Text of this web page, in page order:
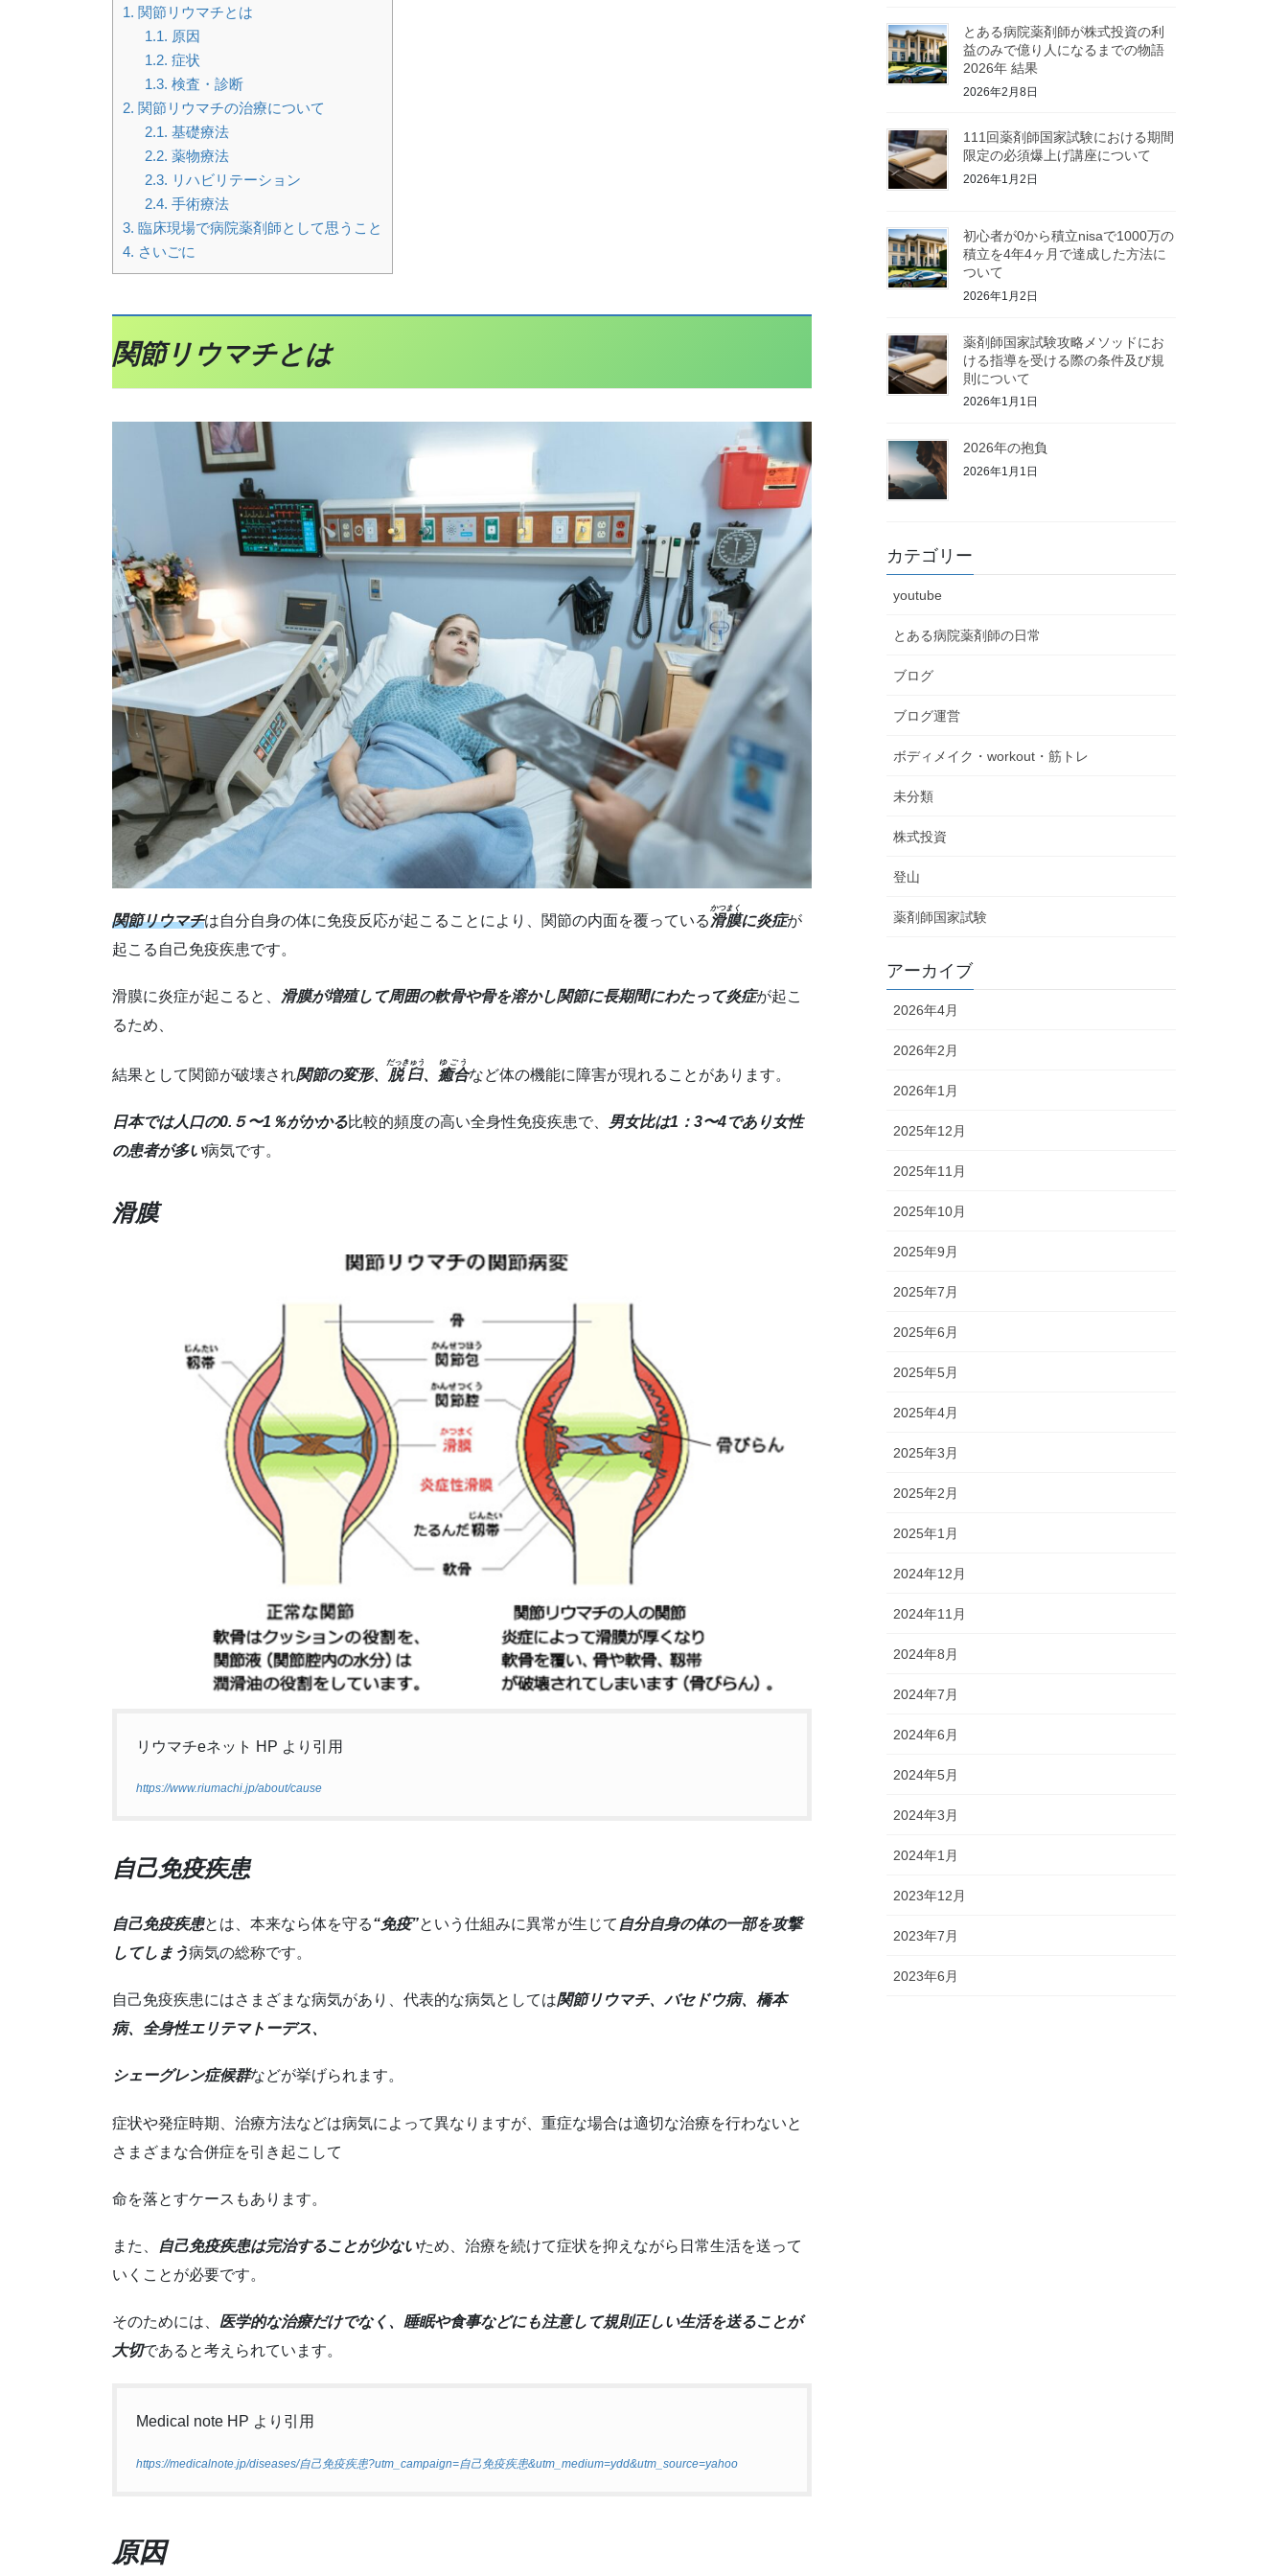
1. 関節リウマチとは
1.1. 原因
1.2. 症状
1.3. 検査・診断
2. 関節リウマチの治療について
2.1. 基礎療法
2.2. 薬物療法
2.3. リハビリテーション
2.4. 手術療法
3. 臨床現場で病院薬剤師として思うこと
4. さいごに
関節リウマチとは
関節リウマチは自分自身の体に免疫反応が起こることにより、関節の内面を覆っている 滑膜
かつまく
に炎症が
起こる自己免疫疾患です。
滑膜に炎症が起こると、 滑膜が増殖して周囲の軟骨や骨を溶かし関節に長期間にわたって炎症が起こ
るため、
結果として関節が破壊され関節の変形、 脱臼
だっきゅう
、 癒合
ゆごう
など体の機能に障害が現れることがあります。
日本では人口の0.５〜1％がかかる比較的頻度の高い全身性免疫疾患で、
男女比は1：3〜4であり女性
の患者が多い病気です。
滑膜
リウマチeネット HP より引用
https://www.riumachi.jp/about/cause
自己免疫疾患
自己免疫疾患とは、本来なら体を守る“免疫”という仕組みに異常が生じて 自分自身の体の一部を攻撃
してしまう病気の総称です。
自己免疫疾患にはさまざまな病気があり、代表的な病気としては関節リウマチ、バセドウ病、橋本
病、全身性エリテマトーデス、
シェーグレン症候群などが挙げられます。
症状や発症時期、治療方法などは病気によって異なりますが、重症な場合は適切な治療を行わないと
さまざまな合併症を引き起こして
命を落とすケースもあります。
また、 自己免疫疾患は完治することが少ないため、治療を続けて症状を抑えながら日常生活を送って
いくことが必要です。
そのためには、 医学的な治療だけでなく、睡眠や食事などにも注意して規則正しい生活を送ることが
大切であると考えられています。
Medical note HP より引用
https://medicalnote.jp/diseases/自己免疫疾患?utm_campaign=自己免疫疾患&utm_medium=ydd&utm_source=yahoo
原因
とある病院薬剤師が株式投資の利
益のみで億り人になるまでの物語
2026年 結果
2026年2月8日
111回薬剤師国家試験における期間
限定の必須爆上げ講座について
2026年1月2日
初心者が0から積立nisaで1000万の
積立を4年4ヶ月で達成した方法に
ついて
2026年1月2日
薬剤師国家試験攻略メソッドにお
ける指導を受ける際の条件及び規
則について
2026年1月1日
2026年の抱負
2026年1月1日
カテゴリー
youtube
とある病院薬剤師の日常
ブログ
ブログ運営
ボディメイク・workout・筋トレ
未分類
株式投資
登山
薬剤師国家試験
アーカイブ
2026年4月
2026年2月
2026年1月
2025年12月
2025年11月
2025年10月
2025年9月
2025年7月
2025年6月
2025年5月
2025年4月
2025年3月
2025年2月
2025年1月
2024年12月
2024年11月
2024年8月
2024年7月
2024年6月
2024年5月
2024年3月
2024年1月
2023年12月
2023年7月
2023年6月